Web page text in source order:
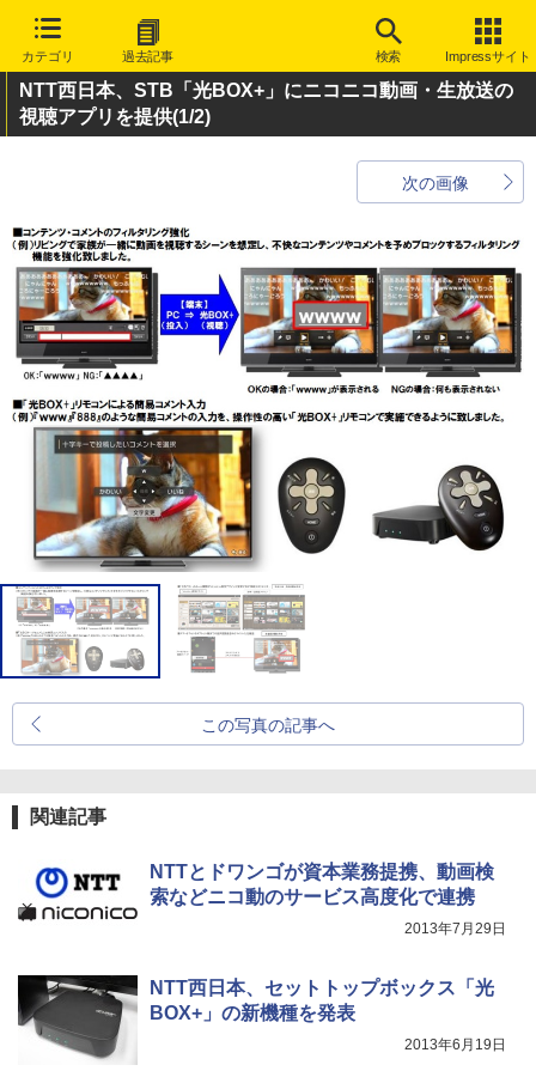
カテゴリ 過去記事 検索 Impressサイト
NTT西日本、STB「光BOX+」にニコニコ動画・生放送の
視聴アプリを提供(1/2)
次の画像
この写真の記事へ
関連記事
NTTとドワンゴが資本業務提携、動画検
索などニコ動のサービス高度化で連携
2013年7月29日
NTT西日本、セットトップボックス「光
BOX+」の新機種を発表
2013年6月19日